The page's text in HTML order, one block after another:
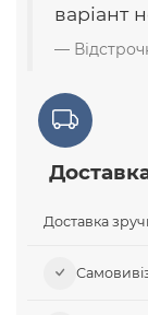
варіант
Доставка